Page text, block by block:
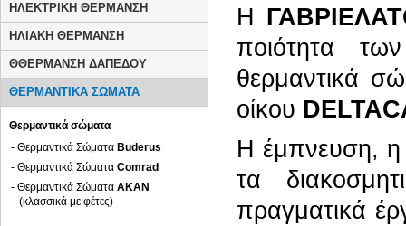
H
ποιότητα
θερμαντικά
οίκου
Η έμπνευση, η
τα
πραγματικά
ΗΛΕΚΤΡΙΚΗ ΘΕΡΜΑΝΣΗ
ΗΛΙΑΚΗ ΘΕΡΜΑΝΣΗ
ΘΘΕΡΜΑΝΣΗ ΔΑΠΕΔΟΥ
ΘΕΡΜΑΝΤΙΚΑ ΣΩΜΑΤΑ
Θερμαντικά σώματα
- Θερμαντικά Σώματα Buderus
- Θερμαντικά Σώματα Comrad
- Θερμαντικά Σώματα AKAN
(κλασσικά με φέτες)